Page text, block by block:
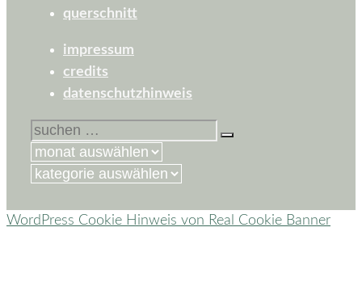
querschnitt
impressum
credits
datenschutzhinweis
suchen
nach:
kategorien
WordPress Cookie Hinweis von Real Cookie Banner